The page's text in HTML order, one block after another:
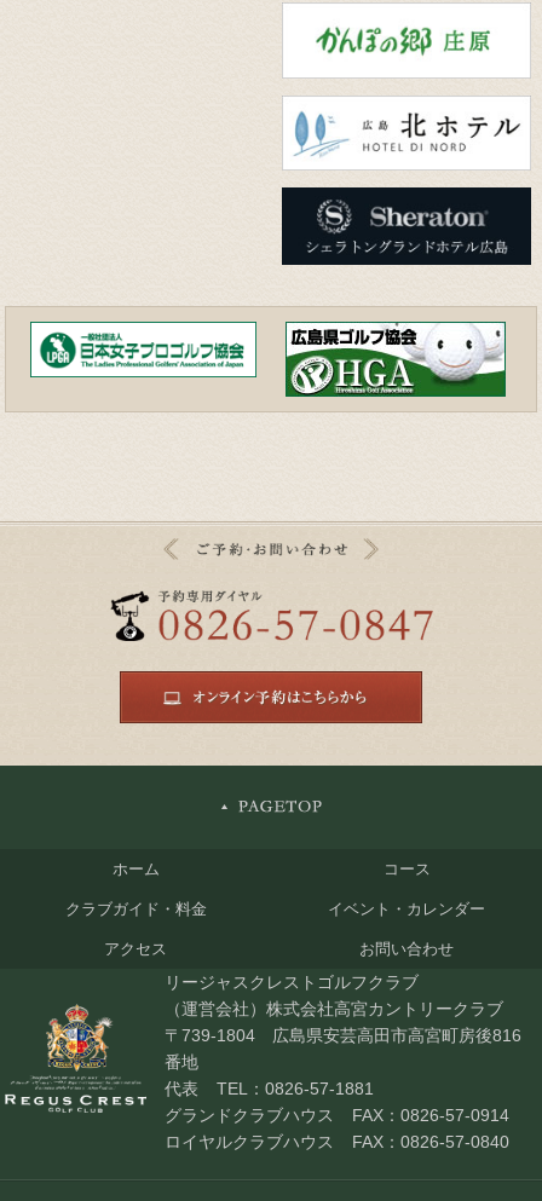
ホーム コース
クラブガイド・料金 イベント・カレンダー
アクセス お問い合わせ
リージャスクレストゴルフクラブ
（運営会社）株式会社高宮カントリークラブ
〒739-1804 広島県安芸高田市高宮町房後816
番地
代表
TEL：0826-57-1881
グランドクラブハウス
FAX：0826-57-0914
ロイヤルクラブハウス
FAX：0826-57-0840